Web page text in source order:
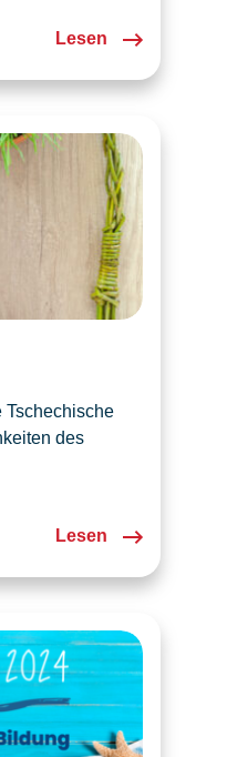
herzlicheLesen
Tschechische
des
nur
Schweizer
und ein
für alle,…
Lesen